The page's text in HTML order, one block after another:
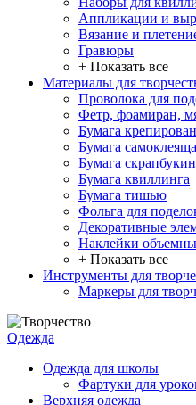
Аппликации и
Вязание и
Гравюры
+ Показать все
Материалы для
Проволока для
Фетр, фоамиран,
Бумага
Бумага
Бумага
Бумага квиллинга
Бумага тишью
Фольга для
Декоративные
Наклейки
+ Показать все
Инструменты для
Маркеры для
Одежда
Одежда для школы
Фартуки для
Верхняя одежда